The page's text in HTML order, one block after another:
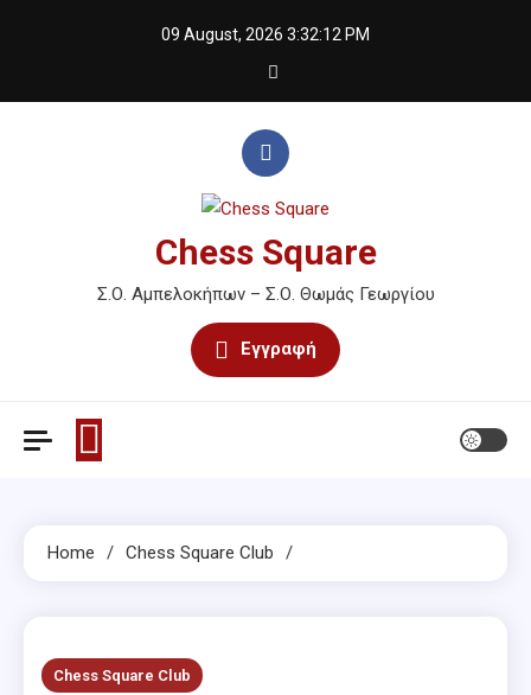
09 August, 2026 3:32:12 PM
Chess Square
Σ.Ο. Αμπελοκήπων – Σ.Ο. Θωμάς Γεωργίου
Εγγραφή
Home Chess Square Club
Chess Square Club